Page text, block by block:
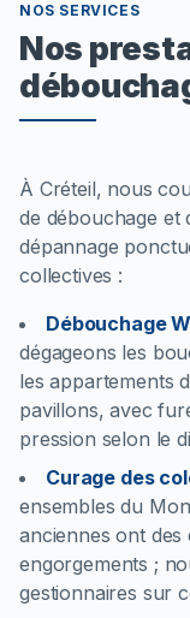
NOS SERVICES
Nos
À Créteil, nous
de débouchage et
dépannage
collectives :
Débouchage
dégageons les
les appartements
pavillons, avec
pression selon le
Curage des
ensembles du
anciennes ont des
engorgements ;
gestionnaires sur